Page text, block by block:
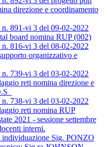
direzione e coordinamento
891-vi 3 del 09-02-2022
board nomina RUP (002)
816-vi 3 del 08-02-2022
organizzativo e
739-vi 3 del 03-02-2022
reti nomina direzione e
738-vi 3 del 03-02-2022
reti nomina RUP
2021 - sessione settembre
interni.
Sig. PONZO